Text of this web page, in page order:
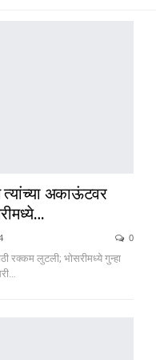
त्यांच्या अकाऊंटवर
0
रक्कम लुटली; भोसरीमध्ये गुन्हा